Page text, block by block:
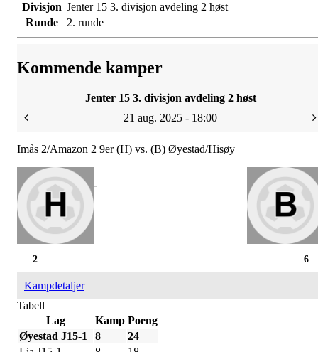
Divisjon Jenter 15 3. divisjon avdeling 2 høst
Runde
2. runde
Kommende kamper
Jenter 15 3. divisjon avdeling 2 høst
21 aug. 2025 - 18:00
Imås 2/Amazon 2 9er (H) vs. (B) Øyestad/Hisøy
-
6
2
Kampdetaljer
Tabell
Lag
Kamp Poeng
Øyestad J15-1
8
24